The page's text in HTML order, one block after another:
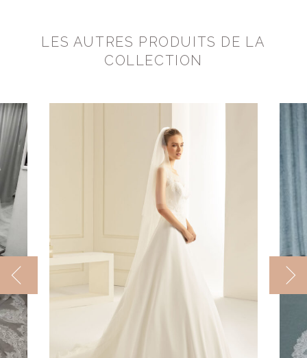
LES AUTRES PRODUITS DE LA
COLLECTION